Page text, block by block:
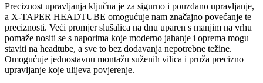
Preciznost upravljanja ključna je za sigurno i pouzdano upravljanje,
a X-TAPER HEADTUBE omogućuje nam značajno povećanje te
preciznosti. Veći promjer slušalica na dnu uparen s manjim na vrhu
pomaže nositi se s naporima koje moderno jahanje i oprema mogu
staviti na headtube, a sve to bez dodavanja nepotrebne težine.
Omogućuje jednostavnu montažu suženih vilica i pruža precizno
upravljanje koje ulijeva povjerenje.